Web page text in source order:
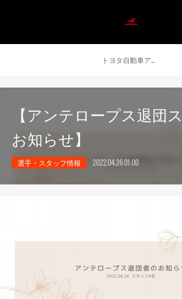
トヨタ自動車アンテロープス公式 ニュース
【アンテロープス退団
お知らせ】
選手・スタッフ情報 2022.04.26 01:00